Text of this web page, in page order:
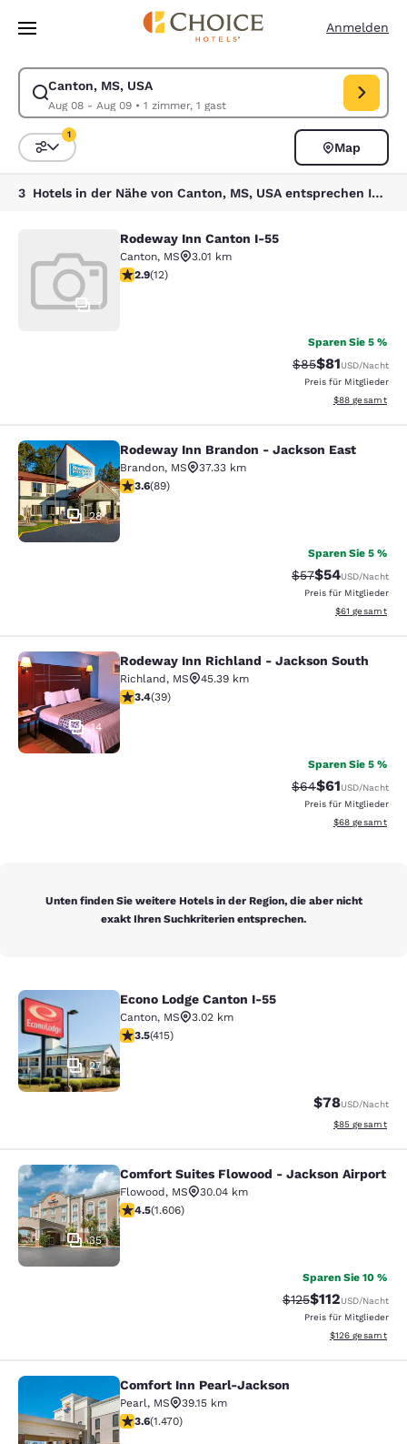
Weiter Zu Hauptinhalt
Anmelden
Canton, MS, USA
Aug 08 - Aug 09• 1 zimmer, 1 gast
Suche für Canton, MS, USA ändern. Check-in-Datum Aug 08, Check-
Sortieren und Filtern,
1
Map
3 Hotels in der Nähe von Canton, MS, USA entsprechen Ihren Filtern
Rodeway Inn Canton I-55
1
Rodeway Inn Canton I-55
Canton, MS
3.01 km
2.92-Sterne-Bewertung. Mittelmäßig. 12 Bewertungen
2.9(12)
Sparen Sie 5 %
$85Vergünstigter
$81USD/Nacht
Preis für Mitglieder
Geschätzte
$88 gesamt
Rodeway Inn Brandon - Jackson
28
Rodeway Inn Brandon - Jackson East
Brandon, MS
37.33 km
3.56-Sterne-Bewertung. Gut. 89 Bewertungen
3.6(89)
Sparen Sie 5 %
$57Vergünstigter
$54USD/Nacht
Preis für Mitglieder
Geschätzte
$61 gesamt
Rodeway Inn Richland - Jackson
14
Rodeway Inn Richland - Jackson South
Richland, MS
45.39 km
3.44-Sterne-Bewertung. Gut. 39 Bewertungen
3.4(39)
Sparen Sie 5 %
$64Vergünstigter
$61USD/Nacht
Preis für Mitglieder
Geschätzte
$68 gesamt
Unten finden Sie weitere Hotels in der Region, die aber nicht
exakt Ihren Suchkriterien entsprechen.
Econo Lodge Canton I-55
27
Econo Lodge Canton I-55
Canton, MS
3.02 km
3.45-Sterne-Bewertung. Gut. 415 Bewertungen
3.5(415)
$78USD/Nacht
Geschätzte
$85 gesamt
Comfort Suites Flowood - Jackson
35
Comfort Suites Flowood - Jackson Airport
Flowood, MS
30.04 km
4.49-Sterne-Bewertung. Hervorragend. 1606
4.5(1.606)
Sparen Sie 10 %
Durchgestrichener
$125Vergünstigter
$112USD/Nacht
Preis für Mitglieder
Geschätzte
$126 gesamt
Comfort Inn Pearl-Jackson
Comfort Inn Pearl-Jackson
Pearl, MS
39.15 km
3.64-Sterne-Bewertung. Gut. 1470 Bewertungen
3.6(1.470)